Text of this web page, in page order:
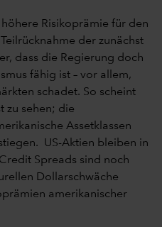
Risikoprämie für den
der zunächst
dass die Regierung doch
fähig ist – vor allem,
schadet. So scheint
zu sehen; die
Assetklassen
US-Aktien bleiben in
Spreads sind noch
Dollarschwäche
amerikanischer